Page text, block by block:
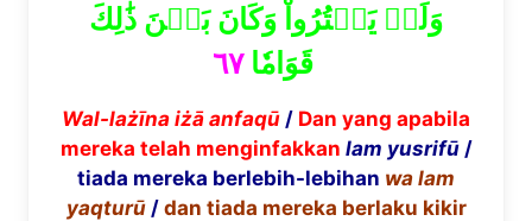
وَلَمۡ يَقۡتُرُواْ وَكَانَ بَيۡنَ ذَٰلِكَ
قَوَامٗا٦٧
Wal-lażīna iżā anfaqū / Dan yang apabila
mereka telah menginfakkan lam yusrifū/
tiada mereka berlebih-lebihan wa lam
yaqturū/ dan tiada mereka berlaku kikir